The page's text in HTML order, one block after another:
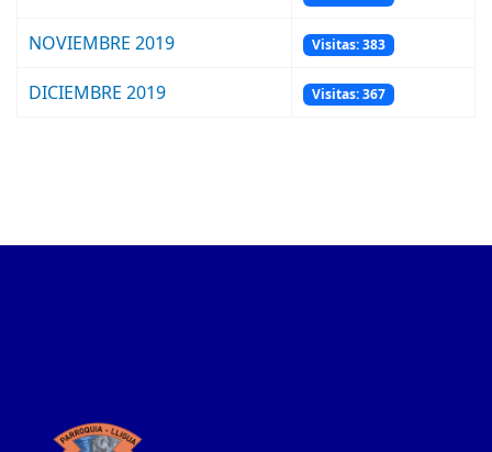
NOVIEMBRE 2019 Visitas: 383
DICIEMBRE 2019 Visitas: 367